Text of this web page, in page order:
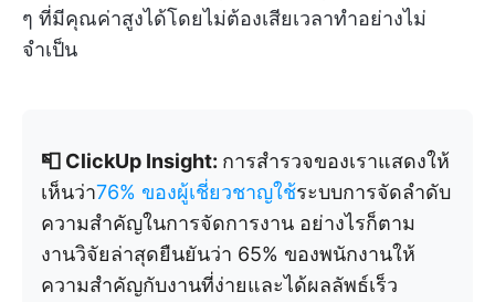
ๆ ที่มีคุณค่าสูงได้โดยไม่ต้องเสียเวลาทำอย่างไม่
จำเป็น
📮 ClickUp Insight: การสำรวจของเราแสดงให้
เห็นว่า76% ของผู้เชี่ยวชาญใช้ระบบการจัดลำดับ
ความสำคัญในการจัดการงาน อย่างไรก็ตาม
งานวิจัยล่าสุดยืนยันว่า 65% ของพนักงานให้
ความสำคัญกับงานที่ง่ายและได้ผลลัพธ์เร็ว